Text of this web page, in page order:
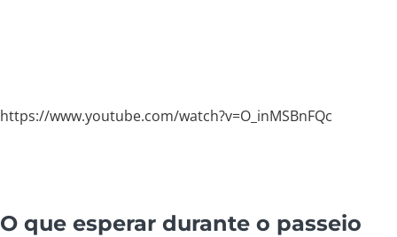
https://www.youtube.com/watch?v=O_inMSBnFQc
O que esperar durante o passeio